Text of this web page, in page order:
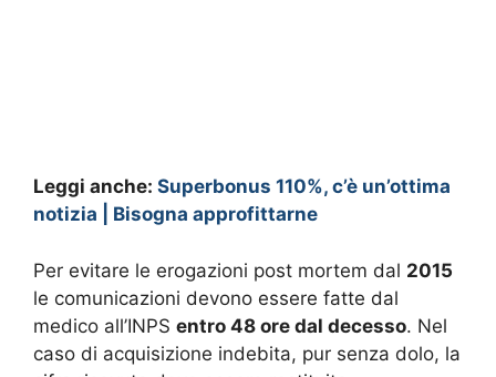
Leggi anche: Superbonus 110%, c’è un’ottima
notizia | Bisogna approfittarne
Per evitare le erogazioni post mortem dal 2015
le comunicazioni devono essere fatte dal
medico all’INPS entro 48 ore dal decesso. Nel
caso di acquisizione indebita, pur senza dolo, la